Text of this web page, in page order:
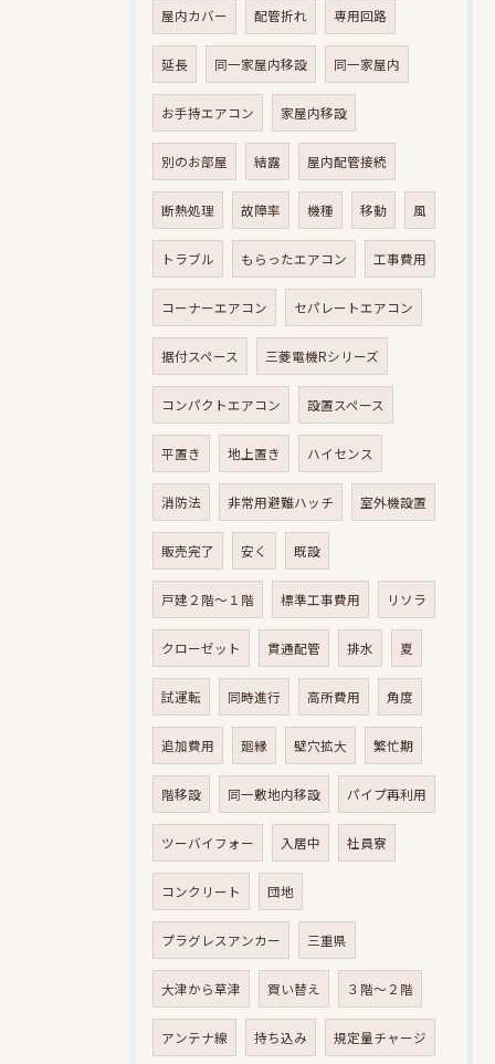
屋内カバー 配管折れ 専用回路
延長 同一家屋内移設 同一家屋内
お手持エアコン 家屋内移設
別のお部屋 結露 屋内配管接続
断熱処理 故障率 機種 移動 風
トラブル もらったエアコン 工事費用
コーナーエアコン セパレートエアコン
据付スペース 三菱電機Rシリーズ
コンパクトエアコン 設置スペース
平置き 地上置き ハイセンス
消防法 非常用避難ハッチ 室外機設置
販売完了 安く 既設
戸建２階～１階 標準工事費用 リソラ
クローゼット 貫通配管 排水 夏
試運転 同時進行 高所費用 角度
追加費用 廻縁 壁穴拡大 繁忙期
階移設 同一敷地内移設 パイプ再利用
ツーバイフォー 入居中 社員寮
コンクリート 団地
プラグレスアンカー 三重県
大津から草津 買い替え ３階～２階
アンテナ線 持ち込み 規定量チャージ